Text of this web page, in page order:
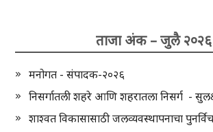
ताजा अंक – जुलै २०२६
मनोगत - संपादक-२०२६
निसर्गातली शहरे आणि शहरातला निसर्ग -
शाश्वत विकासासाठी जलव्यवस्थापनाचा